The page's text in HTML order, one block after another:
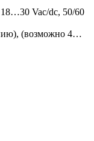
Vac/dc, 50/60
(возможно 4…